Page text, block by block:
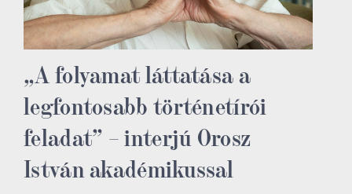
„A folyamat láttatása a
legfontosabb történetírói
feladat” – interjú Orosz
István akadémikussal